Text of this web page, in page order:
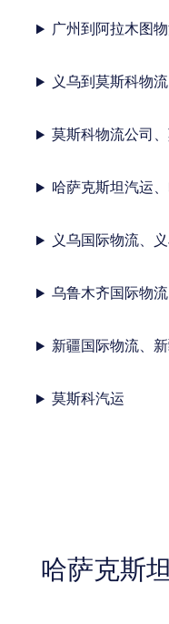
广州到阿拉木图
义乌到莫斯科物
莫斯科物流公司
哈萨克斯坦汽运
义乌国际物流、
乌鲁木齐国际物
新疆国际物流、
莫斯科汽运
哈萨克斯